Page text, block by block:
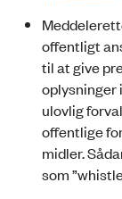
offentligt
til at give
oplysninger
ulovlig
offentlige
midler.
som